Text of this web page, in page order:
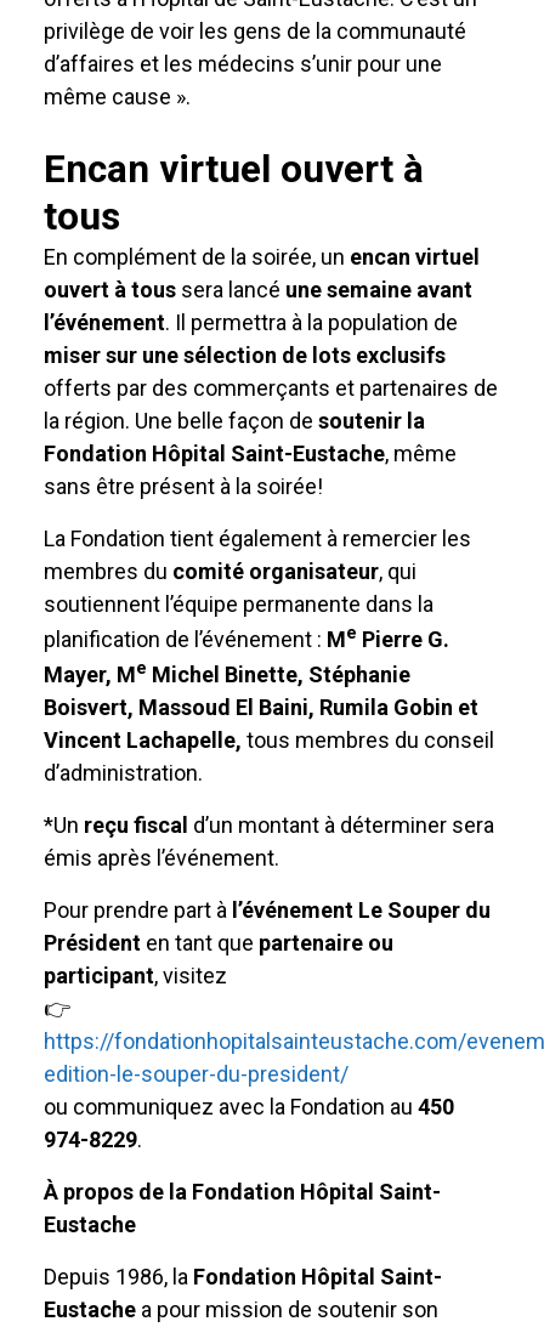
privilège de voir les gens de la communauté
d’affaires et les médecins s’unir pour une
même cause ».
Encan virtuel ouvert à
tous
En complément de la soirée, un encan virtuel
ouvert à tous sera lancé une semaine avant
l’événement. Il permettra à la population de
miser sur une sélection de lots exclusifs
offerts par des commerçants et partenaires de
la région. Une belle façon de soutenir la
Fondation Hôpital Saint-Eustache, même
sans être présent à la soirée!
La Fondation tient également à remercier les
membres du comité organisateur, qui
soutiennent l’équipe permanente dans la
planification de l’événement : Me Pierre G.
Mayer, Me Michel Binette, Stéphanie
Boisvert, Massoud El Baini, Rumila Gobin et
Vincent Lachapelle, tous membres du conseil
d’administration.
*Un reçu fiscal d’un montant à déterminer sera
émis après l’événement.
Pour prendre part à l’événement Le Souper du
Président en tant que partenaire ou
participant, visitez
👉
https://fondationhopitalsainteustache.com/
edition-le-souper-du-president/
ou communiquez avec la Fondation au 450
974-8229.
À propos de la Fondation Hôpital Saint-
Eustache
Depuis 1986, la Fondation Hôpital Saint-
Eustache a pour mission de soutenir son